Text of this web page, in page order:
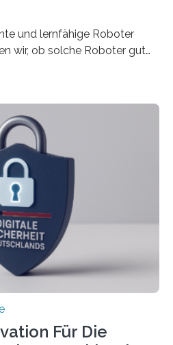
und lernfähige Roboter
wir, ob solche Roboter gut
Marie Skłodowska-Curie
September werden sich
Jahren insgesamt 15
von CAVECORE mit
– also mit Robotern,
Umgebung erfassen,
und häufig auch mit…
Für Die